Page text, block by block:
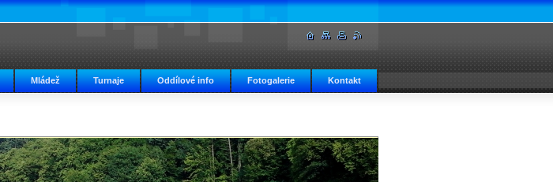
Mládež Turnaje Oddílové info Fotogalerie Kontakt